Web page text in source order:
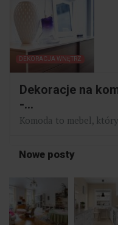
DEKORACJA WNĘTRZ
Dekoracje na
-...
Komoda to mebel,
Nowe posty